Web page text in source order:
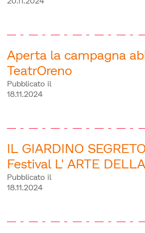
Aperta la campagna
TeatrOreno
Pubblicato il
18.11.2024
IL GIARDINO
Festival L' ARTE DELLA
Pubblicato il
18.11.2024